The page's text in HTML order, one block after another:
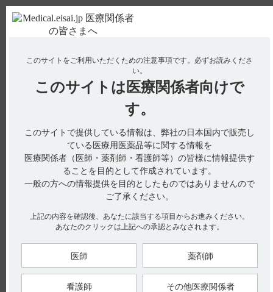
使用期限検索 Drug Information
No : 2129
【ザーネ】 妊婦への投与について教えてくださ
【ザーネ】
妊婦への投与について教えてください。
電子添文には、妊婦に関する以下の記載があります。
9．5 妊婦 （引用1）
妊婦又は妊娠している可能性のある女性には、治療上の有益性
が危険性を上回ると判断される場合にのみ投与すること。ビタ
ミンAの大量投与による動物実験で催奇形性が報告されてい
る。
このサイトをご利用いただくための注意事項です。 必ずお読みくださ
い。
このサイトは 医療関係者向けで
す。
このサイトで提供している情報は、弊社の日本国内で販売し
ている医療用医薬品等に関する情報を
医療関係者（医師・薬剤師・看護師等）の皆様に情報提供す
ることを目的として作成されています。
一般の方への情報提供を目的としたものではありませんので
ご了承ください。
上記の内容を確認後、あなたに該当する項目からお進みください。
あなたのクリックは上記への承認とみなされます。
医師 薬剤師
看護師 その他医療関係者